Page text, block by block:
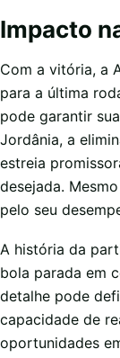
Impacto
Com a vitória, a
para a última
pode garantir
Jordânia, a
estreia
desejada.
pelo seu
A história da
bola parada em
detalhe pode
capacidade de
oportunidades